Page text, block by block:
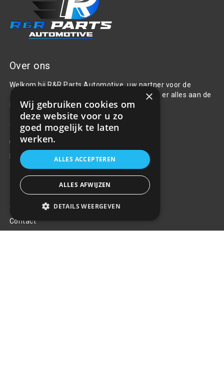
Over ons
Welkom bij R&R Parts Automotive, uw partner voor de
aanschaf van alle auto accessoires. Wij doen er alles aan de
beste selectie, service & prijs te bieden.
Contact
+31(0)85 486 83 17
info@rrparts.nl
Klantenservice
Over ons
Contact
×
Wij gebruiken cookies om
deze website voor u zo
goed mogelijk te laten
werken.
ALLES ACCEPTEREN
ALLES AFWIJZEN
DETAILS WEERGEVEN